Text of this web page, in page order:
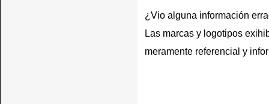
¿Vio alguna información
Las marcas y logotipos
meramente referencial y